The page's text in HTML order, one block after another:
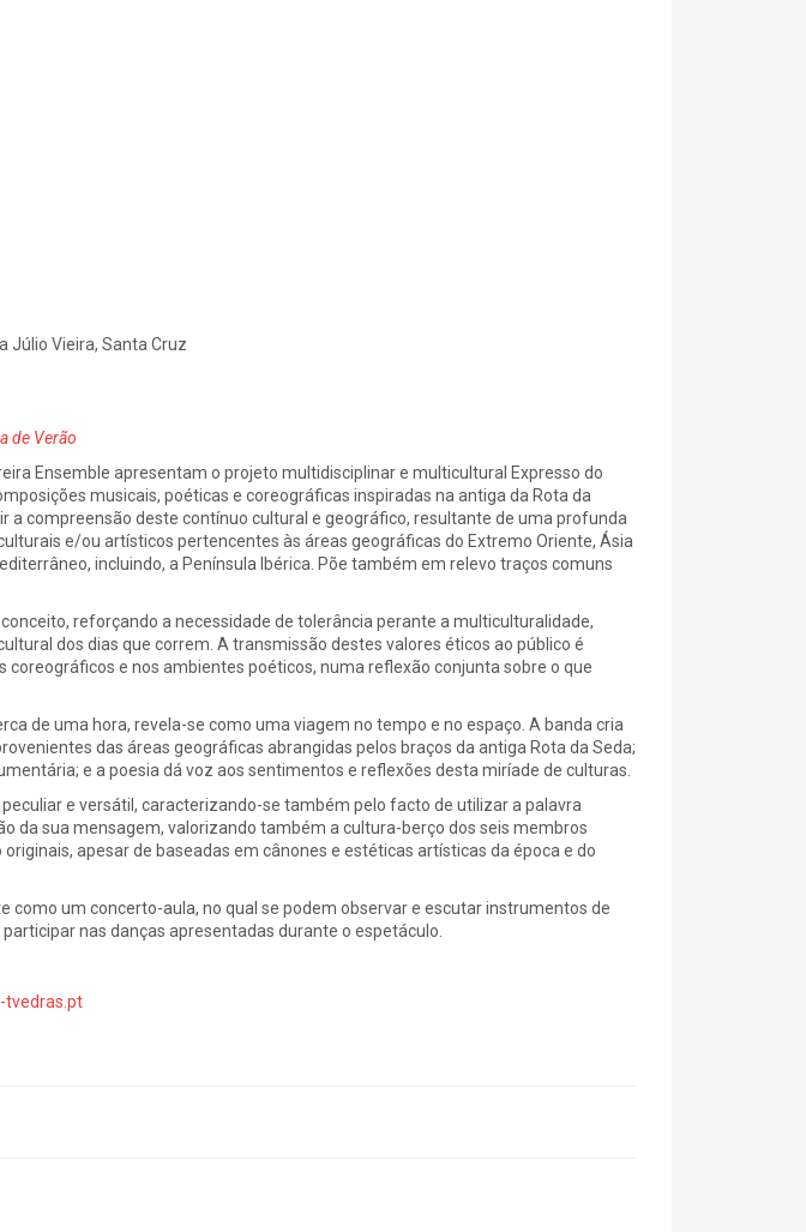
Júlio Vieira, Santa Cruz
de Verão
Ensemble apresentam o projeto multidisciplinar e multicultural Expresso do
musicais, poéticas e coreográficas inspiradas na antiga da Rota da
a compreensão deste contínuo cultural e geográfico, resultante de uma profunda
e/ou artísticos pertencentes às áreas geográficas do Extremo Oriente, Ásia
incluindo, a Península Ibérica. Põe também em relevo traços comuns
reforçando a necessidade de tolerância perante a multiculturalidade,
dos dias que correm. A transmissão destes valores éticos ao público é
coreográficos e nos ambientes poéticos, numa reflexão conjunta sobre o que
de uma hora, revela-se como uma viagem no tempo e no espaço. A banda cria
das áreas geográficas abrangidas pelos braços da antiga Rota da Seda;
e a poesia dá voz aos sentimentos e reflexões desta miríade de culturas.
e versátil, caracterizando-se também pelo facto de utilizar a palavra
da sua mensagem, valorizando também a cultura-berço dos seis membros
apesar de baseadas em cânones e estéticas artísticas da época e do
como um concerto-aula, no qual se podem observar e escutar instrumentos de
nas danças apresentadas durante o espetáculo.
tvedras.pt